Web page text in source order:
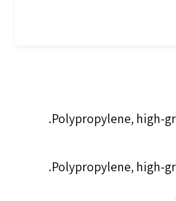
Polypropylene, high-
Polypropylene, high-